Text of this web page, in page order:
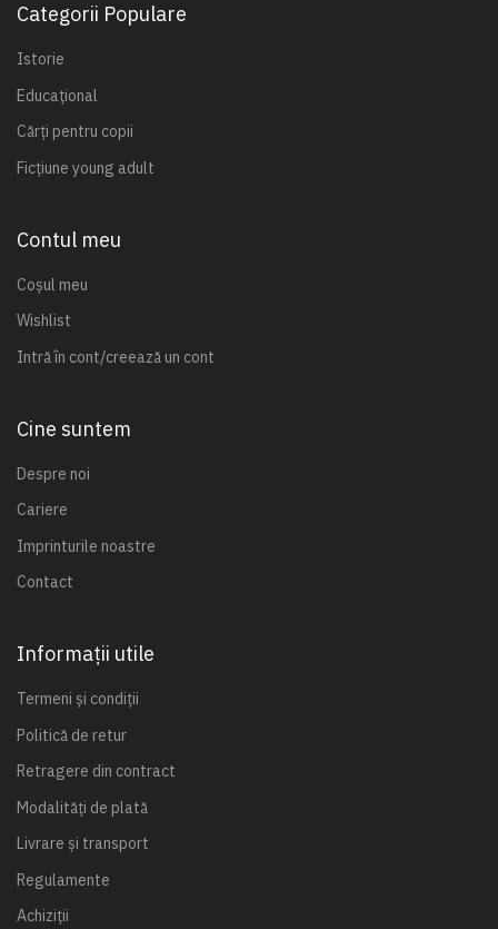
Categorii Populare
Istorie
Educațional
Cărți pentru copii
Ficțiune young adult
Contul meu
Coșul meu
Wishlist
Intră în cont/creează un cont
Cine suntem
Despre noi
Cariere
Imprinturile noastre
Contact
Informații utile
Termeni și condiții
Politică de retur
Retragere din contract
Modalități de plată
Livrare și transport
Regulamente
Achiziții